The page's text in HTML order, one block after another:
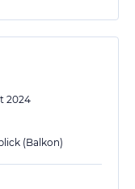
2024
(Balkon)